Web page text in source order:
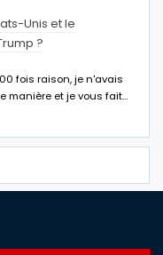
Unis et le
?
fois raison, je n'avais
manière et je vous fait…